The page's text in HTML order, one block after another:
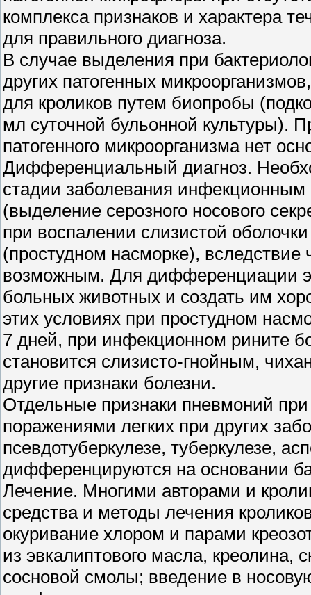
комплекса признаков и характера
для правильного диагноза.
В случае выделения при
других патогенных
для кроликов путем биопробы
мл суточной бульонной культуры).
патогенного микроорганизма нет
Дифференциальный диагноз.
стадии заболевания
(выделение серозного носового
при воспалении слизистой
(простудном насморке), вследствие
возможным. Для дифференциации
больных животных и создать им
этих условиях при простудном
7 дней, при инфекционном рините
становится слизисто-гнойным,
другие признаки болезни.
Отдельные признаки пневмоний
поражениями легких при других
псевдотуберкулезе, туберкулезе,
дифференцируются на основании
Лечение. Многими авторами и
средства и методы лечения
окуривание хлором и парами
из эвкалиптового масла, креолина,
сосновой смолы; введение в